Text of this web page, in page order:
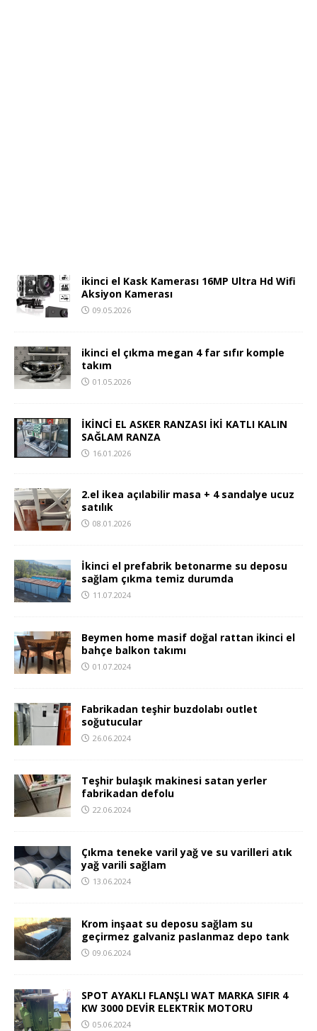
ikinci el Kask Kamerası 16MP Ultra Hd Wifi
Aksiyon Kamerası
09.05.2026
ikinci el çıkma megan 4 far sıfır komple
takım
01.05.2026
İKİNCİ EL ASKER RANZASI İKİ KATLI KALIN
SAĞLAM RANZA
16.01.2026
2.el ikea açılabilir masa + 4 sandalye ucuz
satılık
08.01.2026
İkinci el prefabrik betonarme su deposu
sağlam çıkma temiz durumda
11.07.2024
Beymen home masif doğal rattan ikinci el
bahçe balkon takımı
01.07.2024
Fabrikadan teşhir buzdolabı outlet
soğutucular
26.06.2024
Teşhir bulaşık makinesi satan yerler
fabrikadan defolu
22.06.2024
Çıkma teneke varil yağ ve su varilleri atık
yağ varili sağlam
13.06.2024
Krom inşaat su deposu sağlam su
geçirmez galvaniz paslanmaz depo tank
09.06.2024
SPOT AYAKLI FLANŞLI WAT MARKA SIFIR 4
KW 3000 DEVİR ELEKTRİK MOTORU
05.06.2024